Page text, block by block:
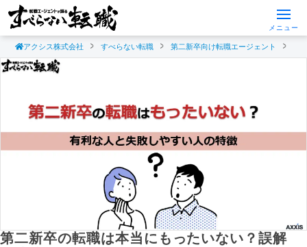
メニュー
アクシス株式会社 すべらない転職 第二新卒向け転職エージェント
第二新卒の転職は本当にもったいない？誤解